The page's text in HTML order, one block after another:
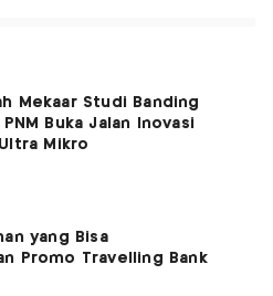
Mekaar Studi Banding
Buka Jalan Inovasi
Mikro
yang Bisa
Promo Travelling Bank